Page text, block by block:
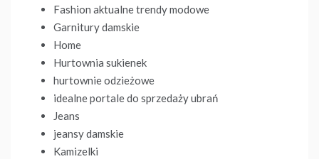
Fashion aktualne trendy modowe
Garnitury damskie
Home
Hurtownia sukienek
hurtownie odzieżowe
idealne portale do sprzedaży ubrań
Jeans
jeansy damskie
Kamizelki